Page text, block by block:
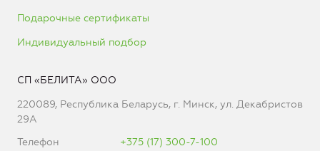
Подарочные сертификаты
Индивидуальный подбор
СП «БЕЛИТА» ООО
220089, Республика Беларусь, г. Минск, ул. Декабристов
29А
Телефон
+375 (17) 300-7-100